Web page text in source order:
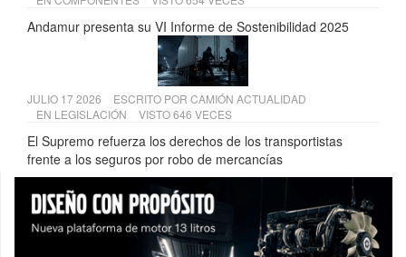
Andamur presenta su VI Informe de Sostenibilidad 2025
JULIO 17 2026 ESCRITO POR CAMIÓN ACTUALIDAD
EN LEGISLACIÓN VISTO 646 VECES
El Supremo refuerza los derechos de los transportistas
frente a los seguros por robo de mercancías